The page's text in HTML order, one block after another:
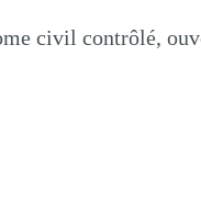
civil contrôlé,